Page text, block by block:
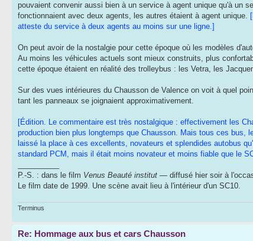
pouvaient convenir aussi bien à un service à agent unique qu'à un
fonctionnaient avec deux agents, les autres étaient à agent unique.
atteste du service à deux agents au moins sur une ligne.]
On peut avoir de la nostalgie pour cette époque où les modèles
Au moins les véhicules actuels sont mieux construits, plus
cette époque étaient en réalité des trolleybus : les Vetra, les
Sur des vues intérieures du Chausson de Valence on voit à quel
tant les panneaux se joignaient approximativement.
[Édition. Le commentaire est très nostalgique : effectivement les
production bien plus longtemps que Chausson. Mais tous ces
laissé la place à ces excellents, novateurs et splendides autobus
standard PCM, mais il était moins novateur et moins fiable que le
P.-S. : dans le film Venus Beauté institut — diffusé hier soir à
Le film date de 1999. Une scène avait lieu à l'intérieur d'un SC10.
Terminus
Re: Hommage aux bus et cars Chausson